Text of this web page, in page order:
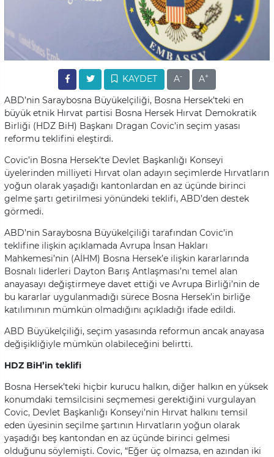
KAYDET A- A+
ABD’nin Saraybosna Büyükelçiliği, Bosna Hersek’teki en
büyük etnik Hırvat partisi Bosna Hersek Hırvat Demokratik
Birliği (HDZ BiH) Başkanı Dragan Covic’in seçim yasası
reformu teklifini eleştirdi.
Covic’in Bosna Hersek’te Devlet Başkanlığı Konseyi
üyelerinden milliyeti Hırvat olan adayın seçimlerde Hırvatların
yoğun olarak yaşadığı kantonlardan en az üçünde birinci
gelme şartı getirilmesi yönündeki teklifi, ABD’den destek
görmedi.
ABD’nin Saraybosna Büyükelçiliği tarafından Covic’in
teklifine ilişkin açıklamada Avrupa İnsan Hakları
Mahkemesi’nin (AİHM) Bosna Hersek’e ilişkin kararlarında
Bosnalı liderleri Dayton Barış Antlaşması’nı temel alan
anayasayı değiştirmeye davet ettiği ve Avrupa Birliği’nin de
bu kararlar uygulanmadığı sürece Bosna Hersek’in birliğe
katılımının mümkün olmadığını açıkladığı ifade edildi.
ABD Büyükelçiliği, seçim yasasında reformun ancak anayasa
değişikliğiyle mümkün olabileceğini belirtti.
HDZ BiH’in teklifi
Bosna Hersek’teki hiçbir kurucu halkın, diğer halkın en yüksek
konumdaki temsilcisini seçmemesi gerektiğini vurgulayan
Covic, Devlet Başkanlığı Konseyi’nin Hırvat halkını temsil
eden üyesinin seçilme şartının Hırvatların yoğun olarak
yaşadığı beş kantondan en az üçünde birinci gelmesi
olduğunu söylemişti. Covic, “Eğer üç olmazsa, en azından iki